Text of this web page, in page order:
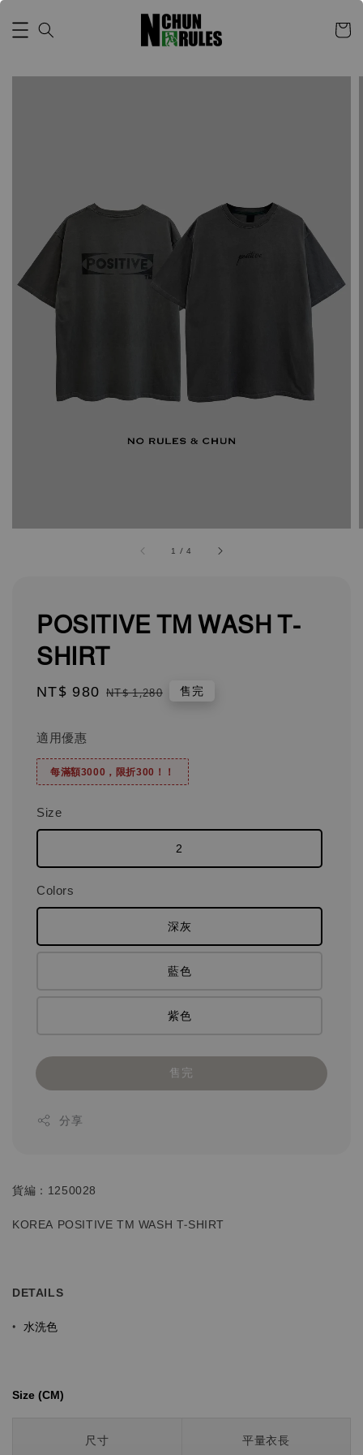
1 /4
POSITIVE TM WASH T-
SHIRT
Sale
NT$ 980 Regular
NT$ 1,280 售完
適用優惠
每滿額3000，限折300！！
Size
2
Colors
深灰
藍色
紫色
售完
分享
貨編：1250028
KOREA POSITIVE TM WASH T-SHIRT
DETAILS
• 水洗色
Size (CM)⁡⁡
尺寸 平量衣長